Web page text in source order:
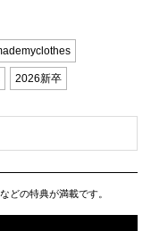
2026新卒
どの特典が満載です。